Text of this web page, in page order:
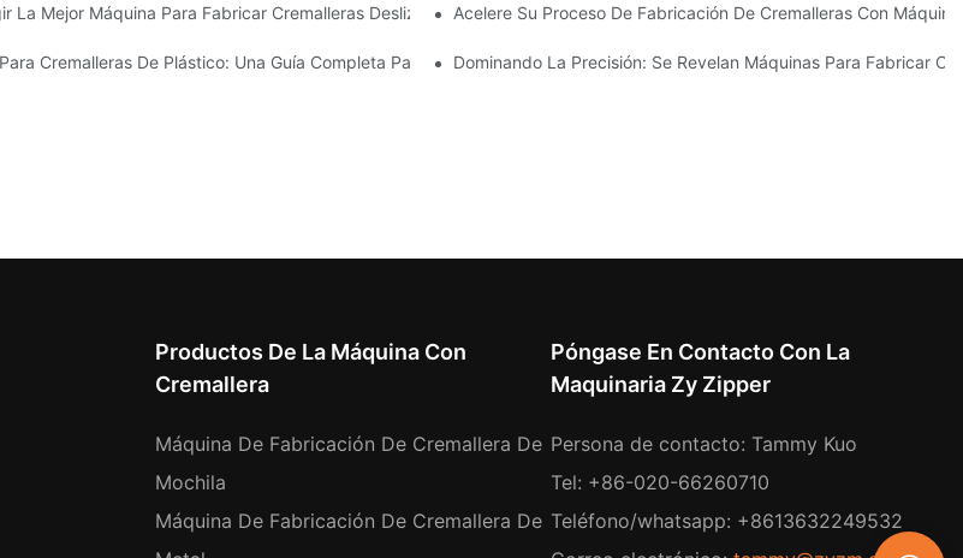
De Cremallera
La Mejor Máquina Para Fabricar Cremalleras Deslizantes Para Las Necesidades De Su Negocio
Acelere Su Proceso De Fabricación De Cremalleras Con
Cremalleras De Plástico: Una Guía Completa Para Su FabricaciónDominando La Precisión: Se Revelan Máquinas Para Fabricar
Productos De La Máquina Con
Cremallera
Máquina De Fabricación De Cremallera De
Mochila
Máquina De Fabricación De Cremallera De
Póngase En Contacto Con La
Maquinaria Zy Zipper
Persona de contacto: Tammy Kuo
Tel: +86-020-66260710
Teléfono/whatsapp: +8613632249532